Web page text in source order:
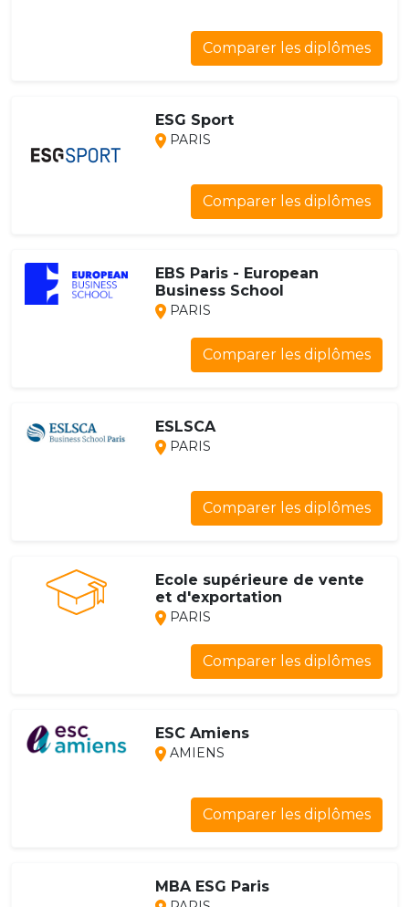
Comparer les diplômes
ESG Sport
PARIS
Comparer les diplômes
EBS Paris - European
Business School
PARIS
Comparer les diplômes
ESLSCA
PARIS
Comparer les diplômes
Ecole supérieure de vente
et d'exportation
PARIS
Comparer les diplômes
ESC Amiens
AMIENS
Comparer les diplômes
MBA ESG Paris